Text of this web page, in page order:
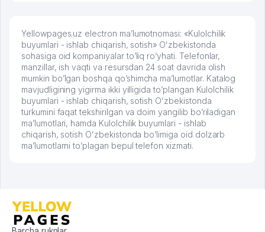
Yellowpages.uz electron ma’lumotnomasi: «Kulolchilik
buyumlari - ishlab chiqarish, sotish» Oʻzbekistonda
sohasiga oid kompaniyalar to’liq ro’yhati. Telefonlar,
manzillar, ish vaqti va resursdan 24 soat davrida olish
mumkin bo’lgan boshqa qo’shimcha ma’lumotlar. Katalog
mavjudligining yigirma ikki yilligida to’plangan Kulolchilik
buyumlari - ishlab chiqarish, sotish Oʻzbekistonda
turkumini faqat tekshirilgan va doim yangilib bo’riladigan
ma’lumotlari, hamda Kulolchilik buyumlari - ishlab
chiqarish, sotish Oʻzbekistonda bo’limiga oid dolzarb
ma’lumotlarni to’plagan bepul telefon xizmati.